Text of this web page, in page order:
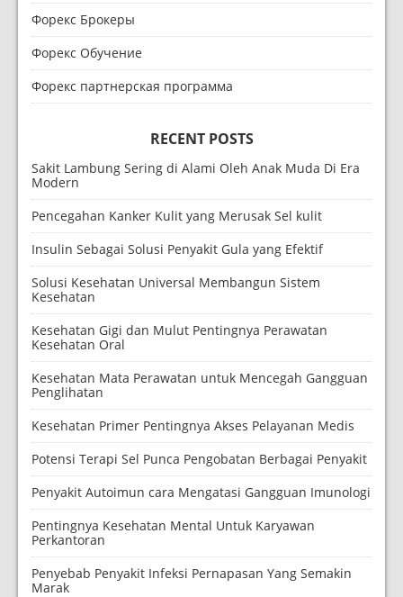
Форекс Брокеры
Форекс Обучение
Форекс партнерская программа
RECENT POSTS
Sakit Lambung Sering di Alami Oleh Anak Muda Di Era
Modern
Pencegahan Kanker Kulit yang Merusak Sel kulit
Insulin Sebagai Solusi Penyakit Gula yang Efektif
Solusi Kesehatan Universal Membangun Sistem
Kesehatan
Kesehatan Gigi dan Mulut Pentingnya Perawatan
Kesehatan Oral
Kesehatan Mata Perawatan untuk Mencegah Gangguan
Penglihatan
Kesehatan Primer Pentingnya Akses Pelayanan Medis
Potensi Terapi Sel Punca Pengobatan Berbagai Penyakit
Penyakit Autoimun cara Mengatasi Gangguan Imunologi
Pentingnya Kesehatan Mental Untuk Karyawan
Perkantoran
Penyebab Penyakit Infeksi Pernapasan Yang Semakin
Marak